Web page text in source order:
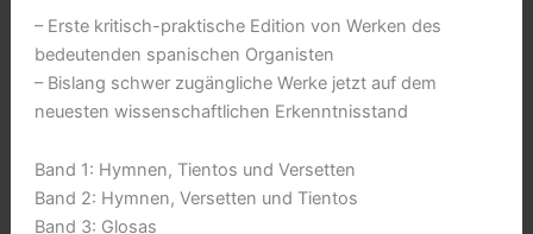
– Erste kritisch-praktische Edition von Werken des
bedeutenden spanischen Organisten
– Bislang schwer zugängliche Werke jetzt auf dem
neuesten wissenschaftlichen Erkenntnisstand
Band 1: Hymnen, Tientos und Versetten
Band 2: Hymnen, Versetten und Tientos
Band 3: Glosas